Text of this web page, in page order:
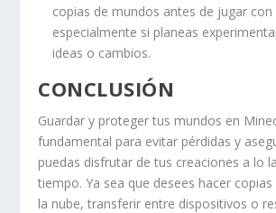
copias de mundos antes de jugar con
especialmente si planeas
ideas o cambios.
CONCLUSIÓN
Guardar y proteger tus mundos en
fundamental para evitar pérdidas y
puedas disfrutar de tus creaciones a lo
tiempo. Ya sea que desees hacer
la nube, transferir entre dispositivos o